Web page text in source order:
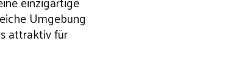
Umgebung
attraktiv für